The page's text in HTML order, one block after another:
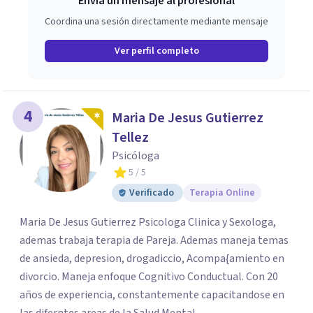
Coordina una sesión directamente mediante mensaje
Ver perfil completo
4
Maria De Jesus Gutierrez
Tellez
Psicóloga
5 / 5
Verificado
Terapia Online
Maria De Jesus Gutierrez Psicologa Clinica y Sexologa,
ademas trabaja terapia de Pareja. Ademas maneja temas
de ansieda, depresion, drogadiccio, Acompa{amiento en
divorcio. Maneja enfoque Cognitivo Conductual. Con 20
años de experiencia, constantemente capacitandose en